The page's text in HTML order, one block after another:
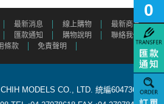
最新消息 線上購物
最新商品
匯款通知 購物說明
聯絡我們
條款
免責聲明
MODELS CO., LTD. 統編60473615
0